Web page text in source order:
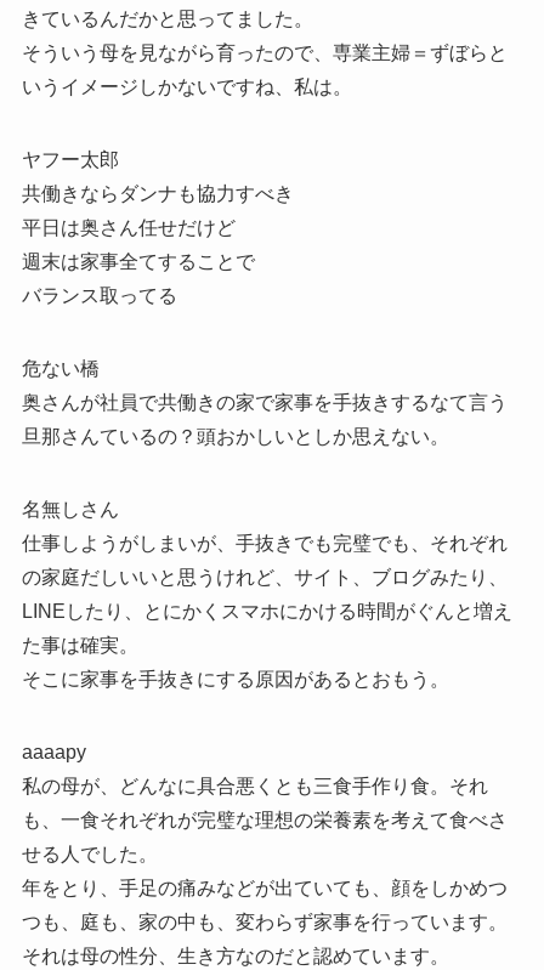
きているんだかと思ってました。
そういう母を見ながら育ったので、専業主婦＝ずぼらと
いうイメージしかないですね、私は。
ヤフー太郎
共働きならダンナも協力すべき
平日は奥さん任せだけど
週末は家事全てすることで
バランス取ってる
危ない橋
奥さんが社員で共働きの家で家事を手抜きするなて言う
旦那さんているの？頭おかしいとしか思えない。
名無しさん
仕事しようがしまいが、手抜きでも完璧でも、それぞれ
の家庭だしいいと思うけれど、サイト、ブログみたり、
LINEしたり、とにかくスマホにかける時間がぐんと増え
た事は確実。
そこに家事を手抜きにする原因があるとおもう。
aaaapy
私の母が、どんなに具合悪くとも三食手作り食。それ
も、一食それぞれが完璧な理想の栄養素を考えて食べさ
せる人でした。
年をとり、手足の痛みなどが出ていても、顔をしかめつ
つも、庭も、家の中も、変わらず家事を行っています。
それは母の性分、生き方なのだと認めています。